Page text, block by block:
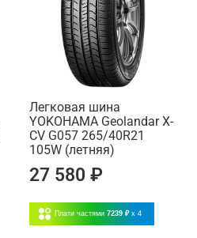
Легковая шина
YOKOHAMA Geolandar X-
CV G057 265/40R21
105W (летняя)
27 580 ₽
Плати частями 7239 ₽ x 4